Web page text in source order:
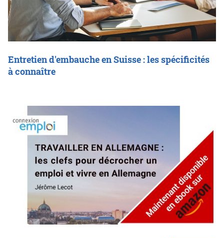
Entretien d'embauche en Suisse : les spécificités
à connaître